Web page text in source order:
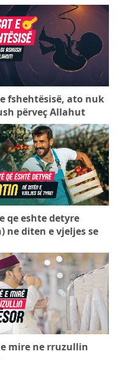
fshehtësisë, ato nuk
përveç Allahut
qe eshte detyre
ne diten e vjeljes se
mire ne rruzullin